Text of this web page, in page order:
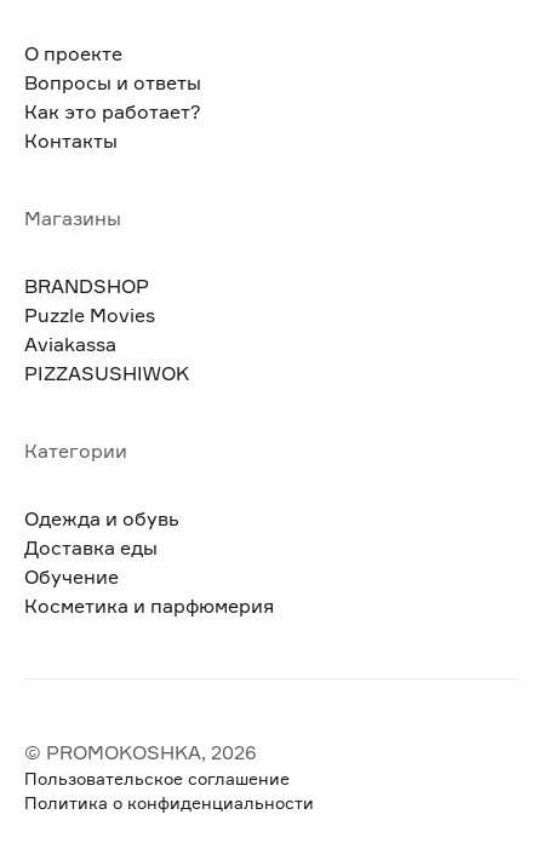
О проекте
Вопросы и ответы
Как это работает?
Контакты
Магазины
BRANDSHOP
Puzzle Movies
Aviakassa
PIZZASUSHIWOK
Категории
Одежда и обувь
Доставка еды
Обучение
Косметика и парфюмерия
© PROMOKOSHKA, 2026
Пользовательское соглашение
Политика о конфиденциальности